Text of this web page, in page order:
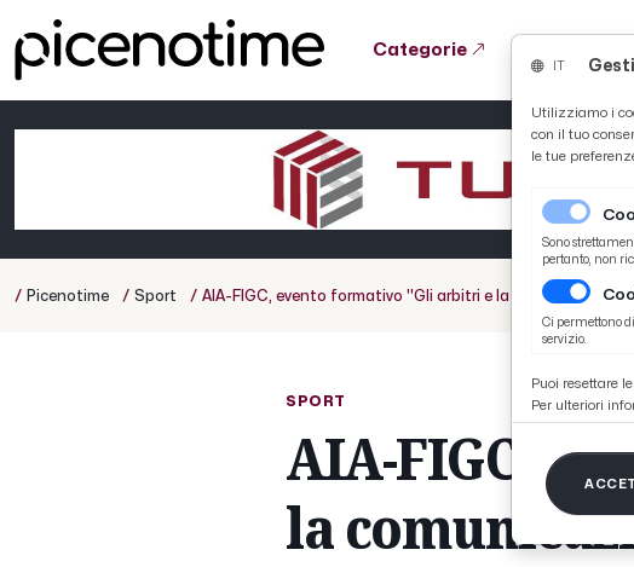
Categorie
/ Picenotime / Sport / AIA-FIGC, evento formativo ''Gli arbitri e la comunicazione
SPORT
AIA-FIGC,
la
Utilizziamo i
con il tuo
le tue
Sono
pertanto, non
Ci permettono
servizio.
Puoi resettare
Per ulteriori